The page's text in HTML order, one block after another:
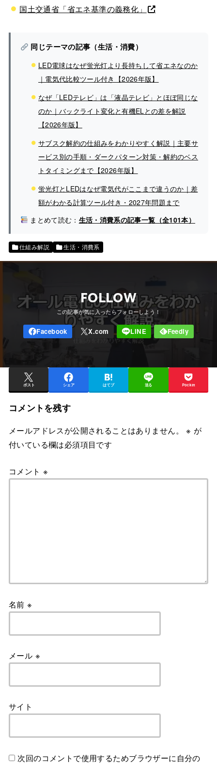
国土交通省「省エネ基準の義務化」
同じテーマの記事（生活・消費）
LED電球はなぜ蛍光灯より長持ちして省エネなのか
｜電気代比較ツール付き【2026年版】
なぜ「LEDテレビ」は「液晶テレビ」とほぼ同じな
のか｜バックライト変化と有機ELとの差を解説
【2026年版】
サブスク解約の仕組みをわかりやすく解説｜主要サ
ービス別の手順・ダークパターン対策・解約のベス
トタイミングまで【2026年版】
蛍光灯とLEDはなぜ電気代がここまで違うのか｜差
額がわかる計算ツール付き・2027年問題まで
まとめて読む： 生活・消費系の記事一覧（全101本）
仕組み解説 生活・消費系
FOLLOW
ポスト シェア はてブ 送る Pocket
コメントを残す
メールアドレスが公開されることはありません。 ※ が
付いている欄は必須項目です
コメント ※
名前※
メール ※
サイト
次回のコメントで使用するためブラウザーに自分の